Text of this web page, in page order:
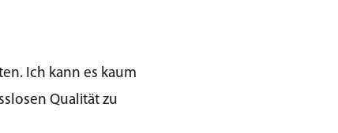
Ich kann es kaum
Qualität zu